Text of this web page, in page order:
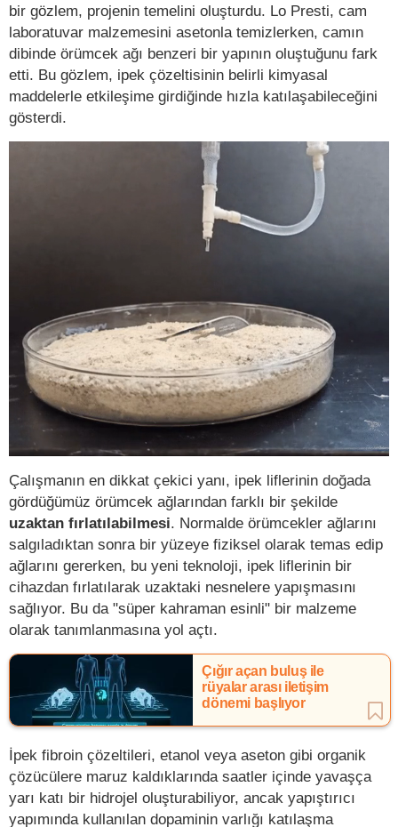
bir gözlem, projenin temelini oluşturdu. Lo Presti, cam
laboratuvar malzemesini asetonla temizlerken, camın
dibinde örümcek ağı benzeri bir yapının oluştuğunu fark
etti. Bu gözlem, ipek çözeltisinin belirli kimyasal
maddelerle etkileşime girdiğinde hızla katılaşabileceğini
gösterdi.
Çalışmanın en dikkat çekici yanı, ipek liflerinin doğada
gördüğümüz örümcek ağlarından farklı bir şekilde
uzaktan fırlatılabilmesi. Normalde örümcekler ağlarını
salgıladıktan sonra bir yüzeye fiziksel olarak temas edip
ağlarını gererken, bu yeni teknoloji, ipek liflerinin bir
cihazdan fırlatılarak uzaktaki nesnelere yapışmasını
sağlıyor. Bu da "süper kahraman esinli" bir malzeme
olarak tanımlanmasına yol açtı.
Çığır açan buluş ile
rüyalar arası iletişim
dönemi başlıyor
İpek fibroin çözeltileri, etanol veya aseton gibi organik
çözücülere maruz kaldıklarında saatler içinde yavaşça
yarı katı bir hidrojel oluşturabiliyor, ancak yapıştırıcı
yapımında kullanılan dopaminin varlığı katılaşma